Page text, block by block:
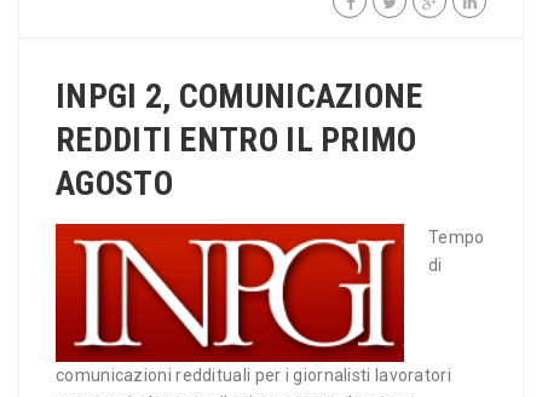
INPGI 2, COMUNICAZIONE
REDDITI ENTRO IL PRIMO
AGOSTO
Tempo
di
comunicazioni reddituali per i giornalisti lavoratori